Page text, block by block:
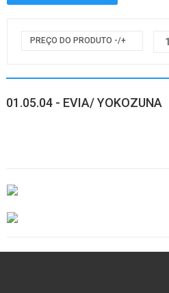
PREÇO DO PRODUTO -/+
01.05.04 - EVIA/ YOKOZUNA